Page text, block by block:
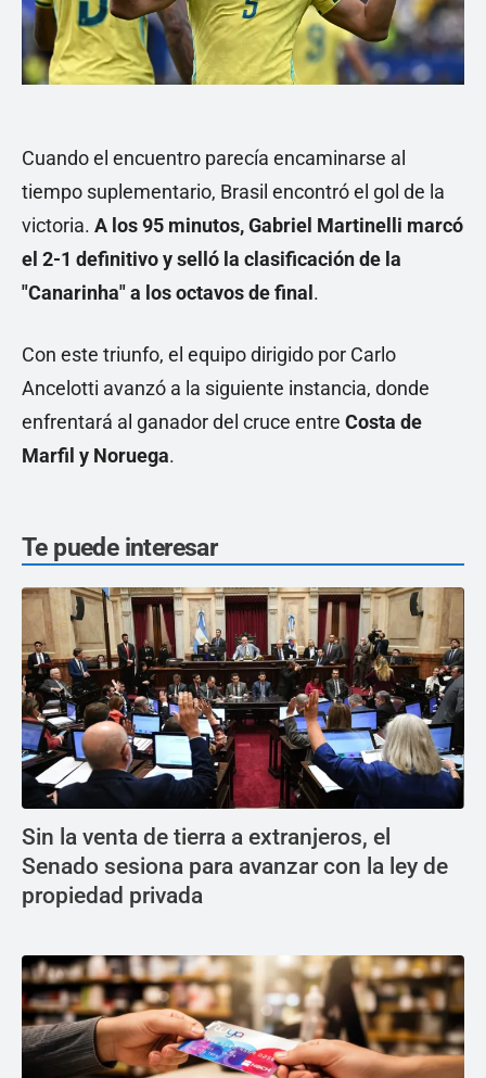
Cuando el encuentro parecía encaminarse al
tiempo suplementario, Brasil encontró el gol de la
victoria. A los 95 minutos,Gabriel Martinelli marcó
el 2-1 definitivo y selló la clasificación de la
"Canarinha" a los octavos de final.
Con este triunfo, el equipo dirigido por Carlo
Ancelotti avanzó a la siguiente instancia, donde
enfrentará al ganador del cruce entre Costa de
Marfil y Noruega.
Te puede interesar
Sin la venta de tierra a extranjeros, el
Senado sesiona para avanzar con la ley de
propiedad privada